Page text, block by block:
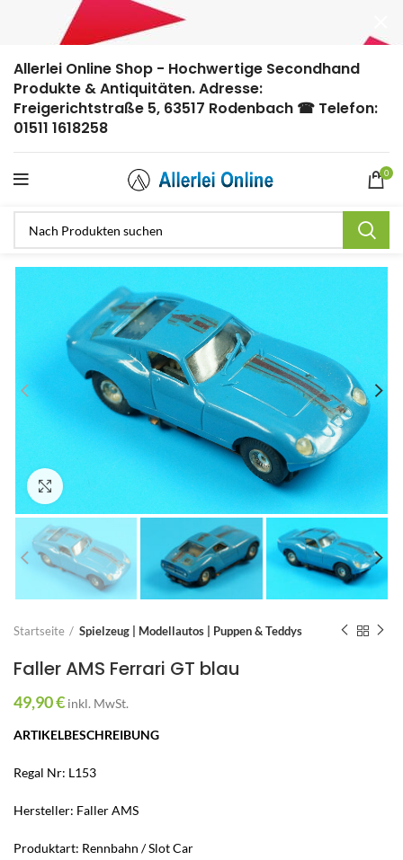
Allerlei Online Shop - Hochwertige Secondhand
Produkte & Antiquitäten. Adresse:
Freigerichtstraße 5, 63517 Rodenbach ☎ Telefon:
01511 1618258
0
Zum Vergrößern anklicken
Startseite Spielzeug | Modellautos | Puppen & Teddys
Faller AMS Ferrari GT blau
49,90€ inkl. MwSt.
ARTIKELBESCHREIBUNG
Regal Nr: L153
Hersteller: Faller AMS
Produktart: Rennbahn / Slot Car